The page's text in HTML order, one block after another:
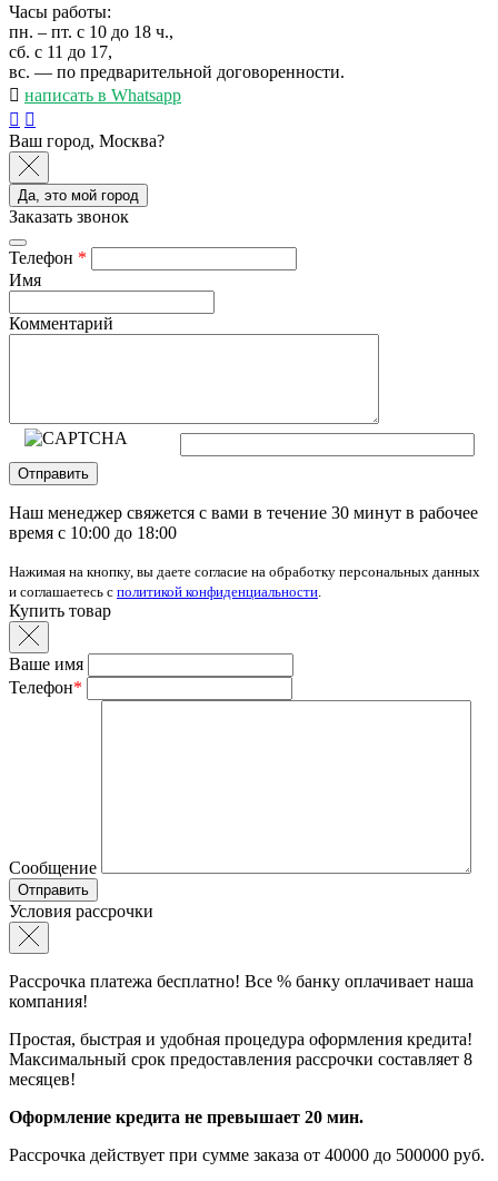
Часы работы:
пн. – пт. с 10 до 18 ч.,
сб. с 11 до 17,
вс. — по предварительной договоренности.
написать в Whatsapp
Ваш город, Москва?
Да, это мой город
Заказать звонок
Телефон *
Имя
Комментарий
Отправить
Наш менеджер свяжется с вами в течение 30 минут в рабочее
время с 10:00 до 18:00
Нажимая на кнопку, вы даете согласие на обработку персональных данных
и соглашаетесь с политикой конфиденциальности
Купить товар
Ваше имя
Телефон*
Сообщение
Условия рассрочки
Рассрочка платежа бесплатно! Все % банку оплачивает наша
компания!
Простая, быстрая и удобная процедура оформления кредита!
Максимальный срок предоставления рассрочки составляет 8
месяцев!
Оформление кредита не превышает 20 мин.
Рассрочка действует при сумме заказа от 40000 до 500000 руб.